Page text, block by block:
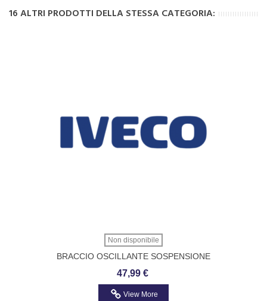
16 ALTRI PRODOTTI DELLA STESSA CATEGORIA:
Non disponibile
BRACCIO OSCILLANTE SOSPENSIONE
TRAKKER- EUROTECH-EUROSTAR-
47,99 €
View More